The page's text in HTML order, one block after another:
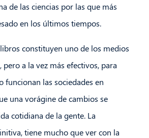
de las ciencias por las que más
en los últimos tiempos.
constituyen uno de los medios
pero a la vez más efectivos, para
funcionan las sociedades en
una vorágine de cambios se
cotidiana de la gente. La
tiene mucho que ver con la